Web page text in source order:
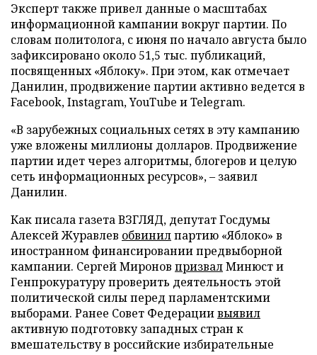
Эксперт также привел данные о масштабах
информационной кампании вокруг партии. По
словам политолога, с июня по начало августа было
зафиксировано около 51,5 тыс. публикаций,
посвященных «Яблоку». При этом, как отмечает
Данилин, продвижение партии активно ведется в
Facebook, Instagram, YouTube и Telegram.
«В зарубежных социальных сетях в эту кампанию
уже вложены миллионы долларов. Продвижение
партии идет через алгоритмы, блогеров и целую
сеть информационных ресурсов», – заявил
Данилин.
Как писала газета ВЗГЛЯД, депутат Госдумы
Алексей Журавлев обвинилпартию «Яблоко» в
иностранном финансировании предвыборной
кампании. Сергей Миронов призвалМинюст и
Генпрокуратуру проверить деятельность этой
политической силы перед парламентскими
выборами. Ранее Совет Федерациивыявил
активную подготовку западных стран к
вмешательству в российские избирательные